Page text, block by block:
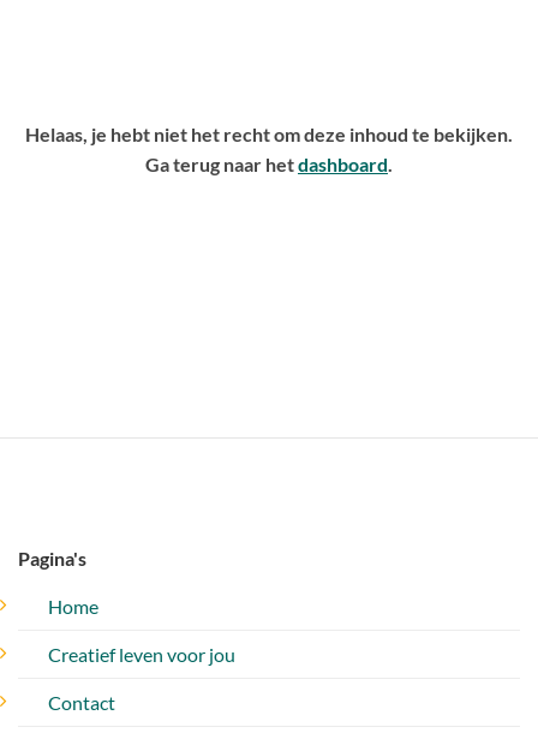
Helaas, je hebt niet het recht om deze inhoud te bekijken.
Ga terug naar hetdashboard.
Pagina's
Home
Creatief leven voor jou
Contact